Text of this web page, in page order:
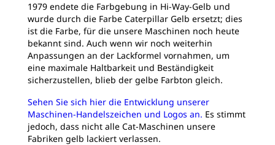
1979 endete die Farbgebung in Hi-Way-Gelb und
wurde durch die Farbe Caterpillar Gelb ersetzt; dies
ist die Farbe, für die unsere Maschinen noch heute
bekannt sind. Auch wenn wir noch weiterhin
Anpassungen an der Lackformel vornahmen, um
eine maximale Haltbarkeit und Beständigkeit
sicherzustellen, blieb der gelbe Farbton gleich.
Sehen Sie sich hier die Entwicklung unserer
Maschinen-Handelszeichen und Logos an. Es stimmt
jedoch, dass nicht alle Cat-Maschinen unsere
Fabriken gelb lackiert verlassen.